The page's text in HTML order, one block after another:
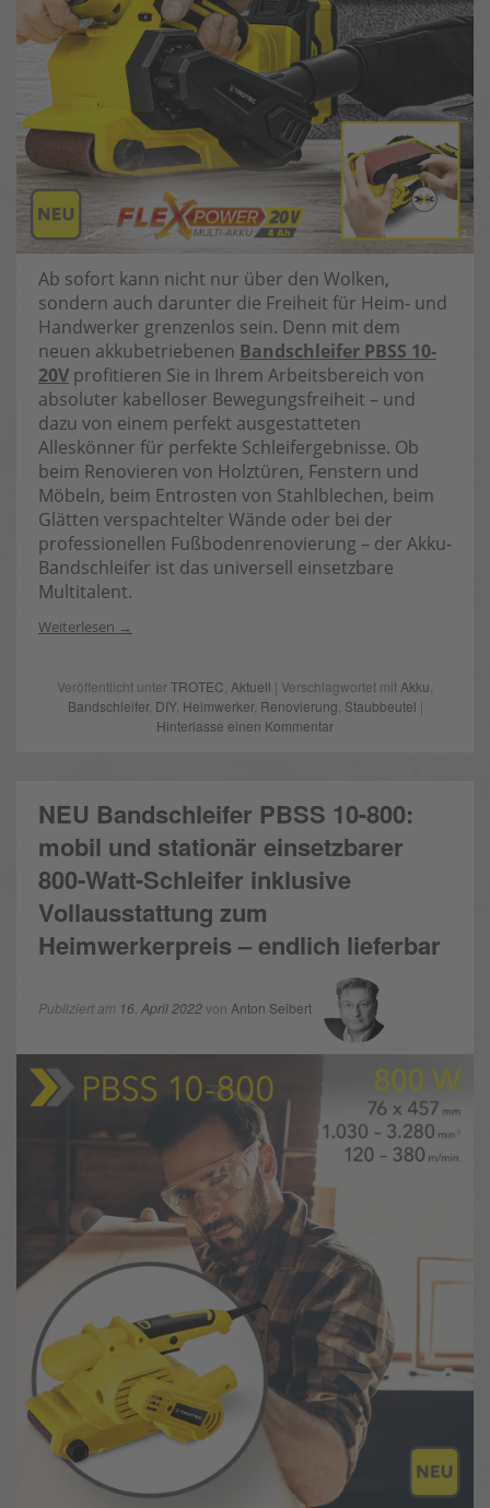
Ab sofort kann nicht nur über den Wolken,
sondern auch darunter die Freiheit für Heim- und
Handwerker grenzenlos sein. Denn mit dem
neuen akkubetriebenen Bandschleifer PBSS 10-
20V profitieren Sie in Ihrem Arbeitsbereich von
absoluter kabelloser Bewegungsfreiheit – und
dazu von einem perfekt ausgestatteten
Alleskönner für perfekte Schleifergebnisse. Ob
beim Renovieren von Holztüren, Fenstern und
Möbeln, beim Entrosten von Stahlblechen, beim
Glätten verspachtelter Wände oder bei der
professionellen Fußbodenrenovierung – der Akku-
Bandschleifer ist das universell einsetzbare
Multitalent.
Weiterlesen
Veröffentlicht unterTROTEC Aktuell | Verschlagwortet mit Akku
Bandschleifer, DIY, Heimwerker, Renovierung Staubbeutel |
Hinterlasse einen Kommentar
NEU Bandschleifer PBSS 10-800:
mobil und stationär einsetzbarer
800-Watt-Schleifer inklusive
Vollausstattung zum
Heimwerkerpreis – endlich lieferbar
Publiziert am 16. April 2022von Anton Seibert